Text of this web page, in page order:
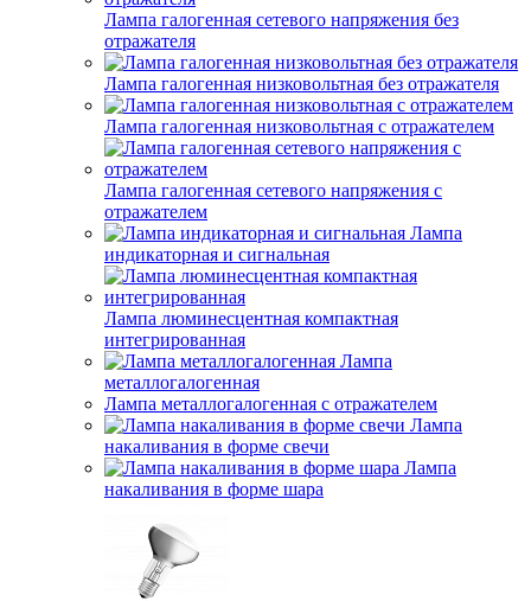
Лампа галогенная сетевого напряжения без
отражателя
Лампа галогенная низковольтная без отражателя
Лампа галогенная низковольтная с отражателем
Лампа галогенная сетевого напряжения с
отражателем
Лампа
индикаторная и сигнальная
Лампа люминесцентная компактная
интегрированная
Лампа
металлогалогенная
Лампа металлогалогенная с отражателем
Лампа
накаливания в форме свечи
Лампа
накаливания в форме шара